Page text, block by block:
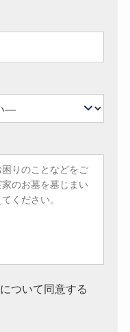
について同意する